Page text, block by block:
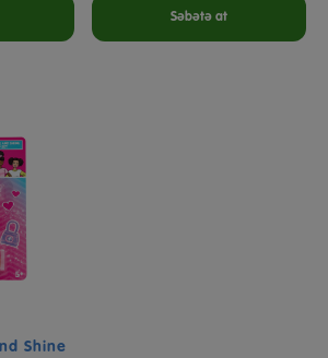
Səbətə at
Shine